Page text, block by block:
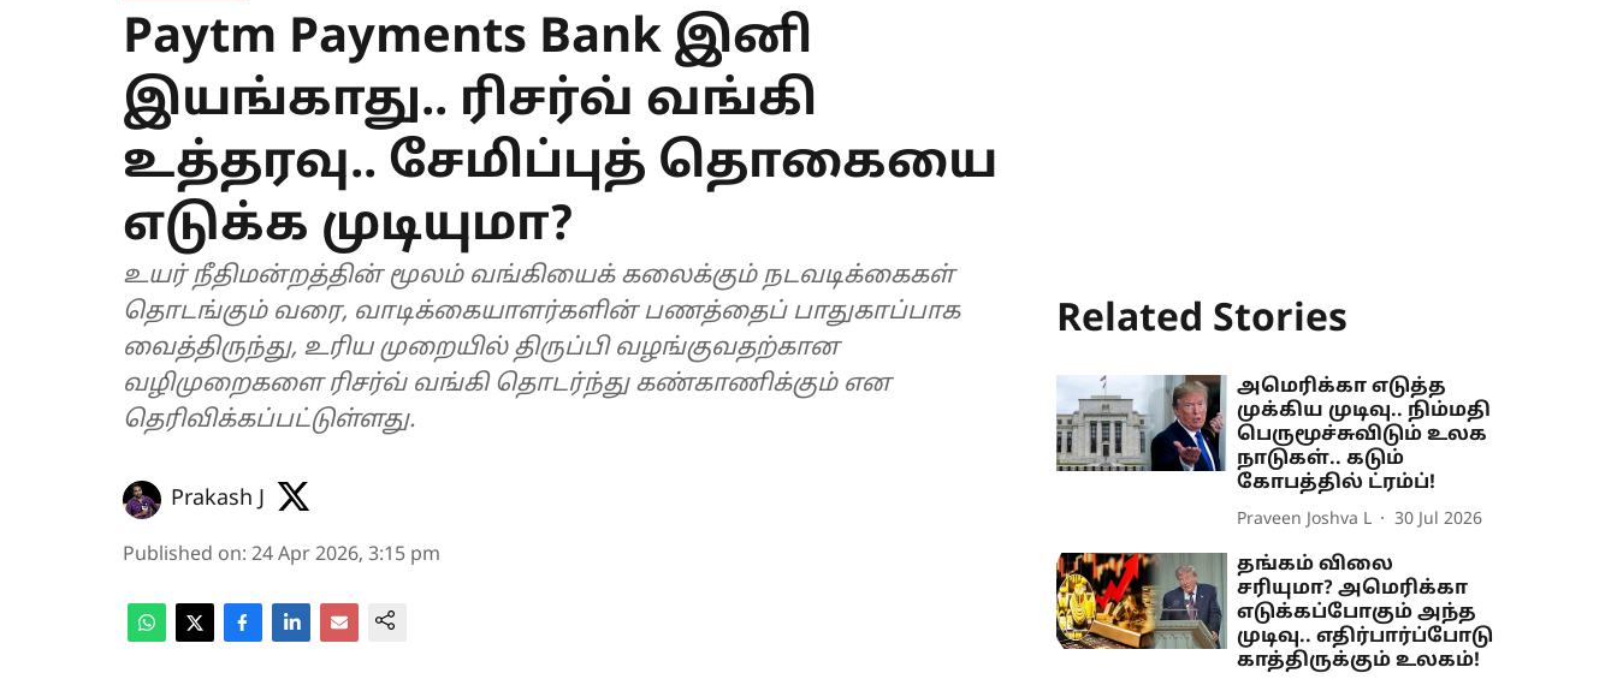
Paytm Payments Bank இனி
இயங்காது.. ரிசர்வ் வங்கி
உத்தரவு.. சேமிப்புத் தொகையை
எடுக்க முடியுமா?
உயர் நீதிமன்றத்தின் மூலம் வங்கியைக் கலைக்கும் நடவடிக்கைகள்
தொடங்கும் வரை, வாடிக்கையாளர்களின் பணத்தைப் பாதுகாப்பாக
வைத்திருந்து, உரிய முறையில் திருப்பி வழங்குவதற்கான
வழிமுறைகளை ரிசர்வ் வங்கி தொடர்ந்து கண்காணிக்கும் என
தெரிவிக்கப்பட்டுள்ளது.
Prakash J
Published on: 24 Apr 2026, 3:15 pm
Related Stories
அமெரிக்கா எடுத்த
முக்கிய முடிவு.. நிம்மதி
பெருமூச்சுவிடும் உலக
நாடுகள்.. கடும்
கோபத்தில் ட்ரம்ப்!
Praveen Joshva L 30 Jul 2026
தங்கம் விலை
சரியுமா? அமெரிக்கா
எடுக்கப்போகும் அந்த
முடிவு.. எதிர்பார்ப்போடு
காத்திருக்கும் உலகம்!